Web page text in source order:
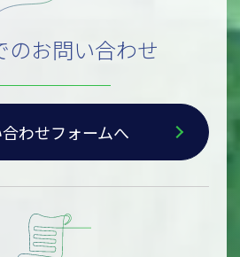
のお問い合わせ
わせフォームへ